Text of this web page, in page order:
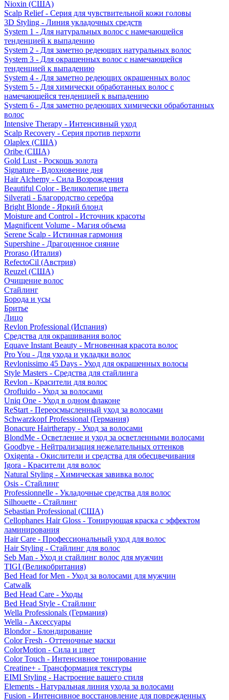
Nioxin (США)
Scalp Relief - Серия для чувствительной кожи головы
3D Styling - Линия укладочных средств
System 1 - Для натуральных волос с намечающейся
тенденцией к выпадению
System 2 - Для заметно редеющих натуральных волос
System 3 - Для окрашенных волос с намечающейся
тенденцией к выпадению
System 4 - Для заметно редеющих окрашенных волос
System 5 - Для химически обработанных волос с
намечающейся тенденцией к выпадению
System 6 - Для заметно редеющих химически обработанных
волос
Intensive Therapy - Интенсивный уход
Scalp Recovery - Серия против перхоти
Olaplex (США)
Oribe (США)
Gold Lust - Роскошь золота
Signature - Вдохновение дня
Hair Alchemy - Сила Возрождения
Beautiful Color - Великолепие цвета
Silverati - Благородство серебра
Bright Blonde - Яркий блонд
Moisture and Control - Источник красоты
Magnificent Volume - Магия объема
Serene Scalp - Истинная гармония
Supershine - Драгоценное сияние
Proraso (Италия)
RefectoCil (Австрия)
Reuzel (США)
Очищение волос
Стайлинг
Борода и усы
Бритье
Лицо
Revlon Professional (Испания)
Средства для окрашивания волос
Equave Instant Beauty - Мгновенная красота волос
Pro You - Для ухода и укладки волос
Revlonissimo 45 Days - Уход для окрашенных волосы
Style Masters - Средства для стайлинга
Revlon - Красители для волос
Orofluido - Уход за волосами
Uniq One - Уход в одном флаконе
ReStart - Переосмысленный уход за волосами
Schwarzkopf Professional (Германия)
Bonacure Hairtherapy - Уход за волосами
BlondMe - Осветление и уход за осветленными волосами
Goodbye - Нейтрализация нежелательных оттенков
Oxigenta - Окислители и средства для обесцвечивания
Igora - Красители для волос
Natural Styling - Химическая завивка волос
Osis - Стайлинг
Professionnelle - Укладочные средства для волос
Silhouette - Стайлинг
Sebastian Professional (США)
Cellophanes Hair Gloss - Тонирующая краска с эффектом
ламинирования
Hair Care - Профессиональный уход для волос
Hair Styling - Стайлинг для волос
Seb Man - Уход и стайлинг волос для мужчин
TIGI (Великобритания)
Bed Head for Men - Уход за волосами для мужчин
Catwalk
Bed Head Care - Уходы
Bed Head Style - Стайлинг
Wella Professionals (Германия)
Wella - Аксессуары
Blondor - Блондирование
Color Fresh - Оттеночные маски
ColorMotion - Сила и цвет
Color Touch - Интенсивное тонирование
Creatine+ - Трансформация текстуры
EIMI Styling - Настроение вашего стиля
Elements - Натуральная линия ухода за волосами
Fusion - Интенсивное восстановление для поврежденных